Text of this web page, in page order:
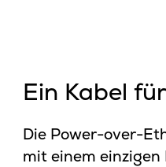
Ein Kabel
Die Power-over-
mit einem